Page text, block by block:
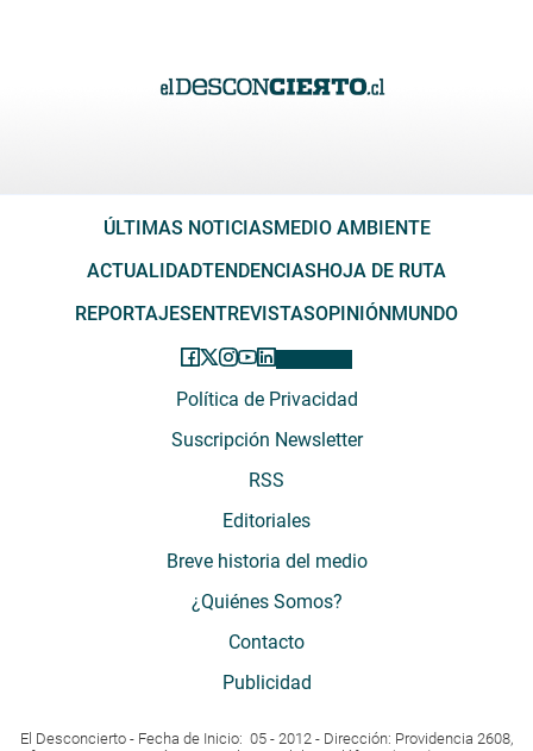
ÚLTIMAS NOTICIASMEDIO AMBIENTE
ACTUALIDADTENDENCIASHOJA DE RUTA
REPORTAJESENTREVISTASOPINIÓNMUNDO
Política de Privacidad
Suscripción Newsletter
RSS
Editoriales
Breve historia del medio
¿Quiénes Somos?
Contacto
Publicidad
El Desconcierto - Fecha de Inicio: 05 - 2012 - Dirección: Providencia 2608,